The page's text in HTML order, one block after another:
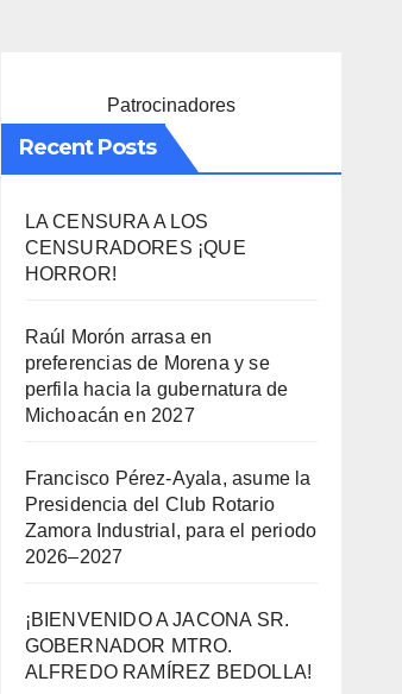
Patrocinadores
Recent Posts
LA CENSURA A LOS
CENSURADORES ¡QUE
HORROR!
Raúl Morón arrasa en
preferencias de Morena y se
perfila hacia la gubernatura de
Michoacán en 2027
Francisco Pérez-Ayala, asume la
Presidencia del Club Rotario
Zamora Industrial, para el periodo
2026–2027
¡BIENVENIDO A JACONA SR.
GOBERNADOR MTRO.
ALFREDO RAMÍREZ BEDOLLA!